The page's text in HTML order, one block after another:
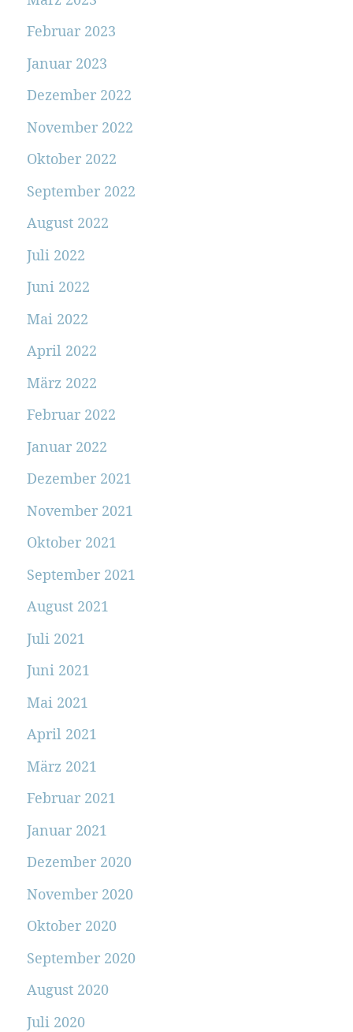
Februar 2023
Januar 2023
Dezember 2022
November 2022
Oktober 2022
September 2022
August 2022
Juli 2022
Juni 2022
Mai 2022
April 2022
März 2022
Februar 2022
Januar 2022
Dezember 2021
November 2021
Oktober 2021
September 2021
August 2021
Juli 2021
Juni 2021
Mai 2021
April 2021
März 2021
Februar 2021
Januar 2021
Dezember 2020
November 2020
Oktober 2020
September 2020
August 2020
Juli 2020